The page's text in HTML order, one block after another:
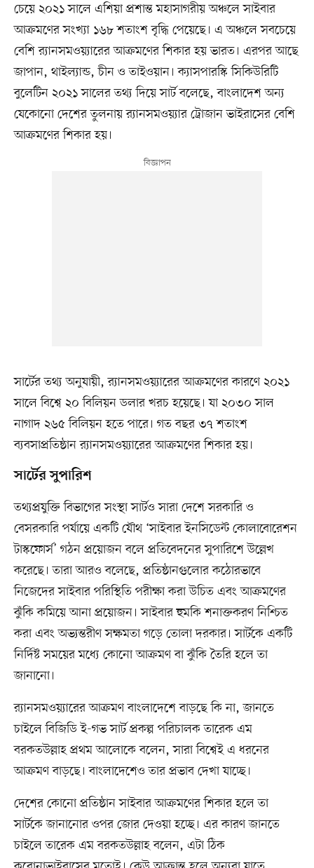
চেয়ে ২০২১ সালে এশিয়া প্রশান্ত মহাসাগরীয় অঞ্চলে সাইবার
আক্রমণের সংখ্যা ১৬৮ শতাংশ বৃদ্ধি পেয়েছে। এ অঞ্চলে সবচেয়ে
বেশি র‌্যানসমওয়্যারের আক্রমণের শিকার হয় ভারত। এরপর আছে
জাপান, থাইল্যান্ড, চীন ও তাইওয়ান। ক্যাসপারস্কি সিকিউরিটি
বুলেটিন ২০২১ সালের তথ্য দিয়ে সার্ট বলেছে, বাংলাদেশ অন্য
যেকোনো দেশের তুলনায় র‍্যানসমওয়্যার ট্রোজান ভাইরাসের বেশি
আক্রমণের শিকার হয়।
সার্টের তথ্য অনুযায়ী, র‌্যানসমওয়্যারের আক্রমণের কারণে ২০২১
সালে বিশ্বে ২০ বিলিয়ন ডলার খরচ হয়েছে। যা ২০৩০ সাল
নাগাদ ২৬৫ বিলিয়ন হতে পারে। গত বছর ৩৭ শতাংশ
ব্যবসাপ্রতিষ্ঠান র‌্যানসমওয়্যারের আক্রমণের শিকার হয়।
সার্টের সুপারিশ
তথ্যপ্রযুক্তি বিভাগের সংস্থা সার্টও সারা দেশে সরকারি ও
বেসরকারি পর্যায়ে একটি যৌথ ‘সাইবার ইনসিডেন্ট কোলাবোরেশন
টাস্কফোর্স’ গঠন প্রয়োজন বলে প্রতিবেদনের সুপারিশে উল্লেখ
করেছে। তারা আরও বলেছে, প্রতিষ্ঠানগুলোর কঠোরভাবে
নিজেদের সাইবার পরিস্থিতি পরীক্ষা করা উচিত এবং আক্রমণের
ঝুঁকি কমিয়ে আনা প্রয়োজন। সাইবার হুমকি শনাক্তকরণ নিশ্চিত
করা এবং অভ্যন্তরীণ সক্ষমতা গড়ে তোলা দরকার। সার্টকে একটি
নির্দিষ্ট সময়ের মধ্যে কোনো আক্রমণ বা ঝুঁকি তৈরি হলে তা
জানানো।
র‌্যানসমওয়্যারের আক্রমণ বাংলাদেশে বাড়ছে কি না, জানতে
চাইলে বিজিডি ই-গভ সার্ট প্রকল্প পরিচালক তারেক এম
বরকতউল্লাহ প্রথম আলোকে বলেন, সারা বিশ্বেই এ ধরনের
আক্রমণ বাড়ছে। বাংলাদেশেও তার প্রভাব দেখা যাচ্ছে।
দেশের কোনো প্রতিষ্ঠান সাইবার আক্রমণের শিকার হলে তা
সার্টকে জানানোর ওপর জোর দেওয়া হচ্ছে। এর কারণ জানতে
চাইলে তারেক এম বরকতউল্লাহ বলেন, এটা ঠিক